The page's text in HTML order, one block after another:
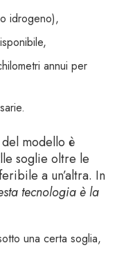
idrogeno),
annui per
modello è
soglie oltre le
a un’altra. In
tecnologia è la
una certa soglia,